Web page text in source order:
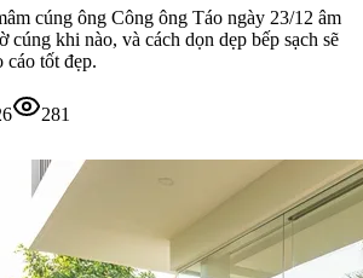
cúng ông Công ông Táo ngày 23/12 âm
khi nào, và cách dọn dẹp bếp sạch sẽ
cáo tốt đẹp.
281